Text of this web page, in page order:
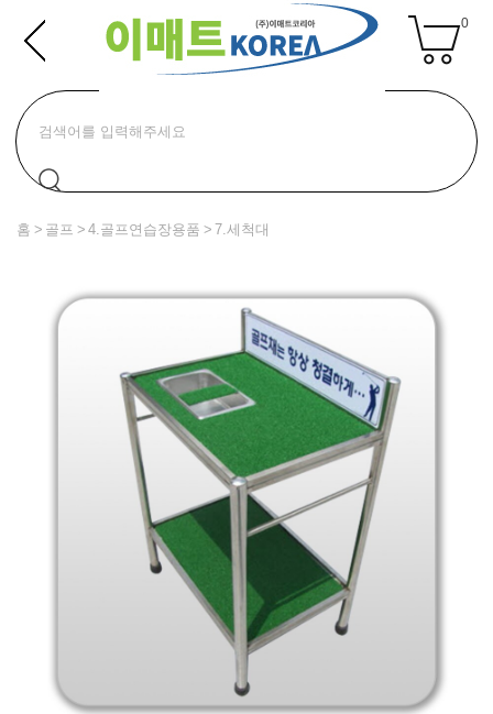
0
홈 골프 4.골프연습장용품 7.세척대